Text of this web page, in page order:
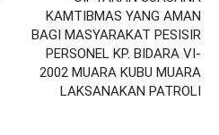
KAMTIBMAS YANG AMAN
BAGI MASYARAKAT PESISIR
PERSONEL KP. BIDARA VI-
2002 MUARA KUBU MUARA
LAKSANAKAN PATROLI‎